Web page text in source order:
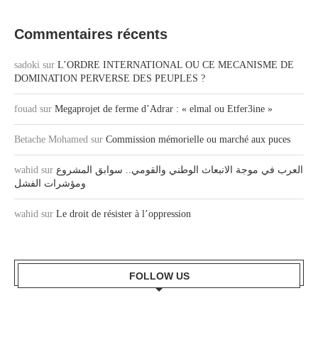
Commentaires récents
sadoki sur L’ORDRE INTERNATIONAL OU CE MECANISME DE
DOMINATION PERVERSE DES PEUPLES ?
fouad sur Megaprojet de ferme d’Adrar : « elmal ou Etfer3ine »
Betache Mohamed sur Commission mémorielle ou marché aux puces
wahid sur العرب في موجة الانبعاث الوطني والقومي.. سوابق المشروع
ومؤشرات الفشل
wahid sur Le droit de résister à l’oppression
FOLLOW US